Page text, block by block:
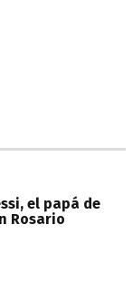
el papá de
Rosario